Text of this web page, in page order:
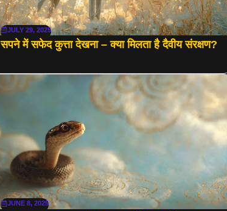
JULY 29, 2025
सपने में सफेद कुत्ता देखना – क्या मिलता है दैवीय संरक्षण?
JUNE 8, 2025